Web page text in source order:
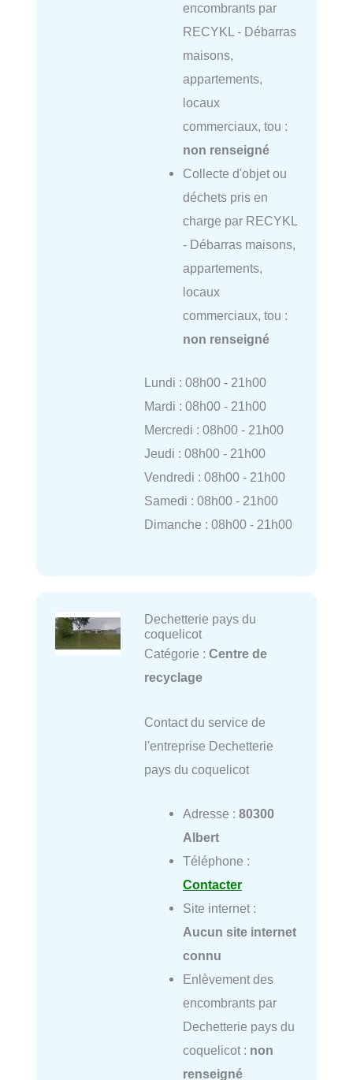
encombrants par
RECYKL - Débarras
maisons,
appartements,
locaux
commerciaux, tou :
non renseigné
Collecte d'objet ou
déchets pris en
charge par RECYKL
- Débarras maisons,
appartements,
locaux
commerciaux, tou :
non renseigné
Lundi : 08h00 - 21h00
Mardi : 08h00 - 21h00
Mercredi : 08h00 - 21h00
Jeudi : 08h00 - 21h00
Vendredi : 08h00 - 21h00
Samedi : 08h00 - 21h00
Dimanche : 08h00 - 21h00
Dechetterie pays du
coquelicot
Catégorie : Centre de
recyclage
Contact du service de
l'entreprise Dechetterie
pays du coquelicot
Adresse : 80300
Albert
Téléphone :
Contacter
Site internet :
Aucun site internet
connu
Enlèvement des
encombrants par
Dechetterie pays du
coquelicot : non
renseigné